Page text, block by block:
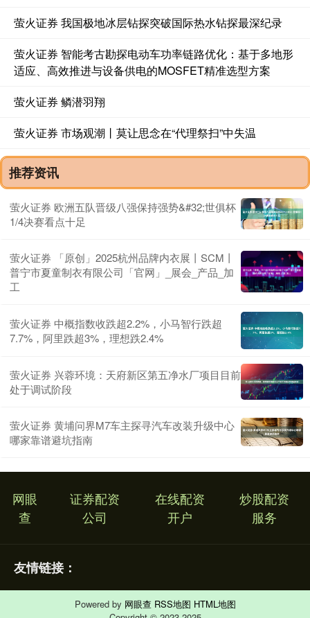
萤火证券 我国极地冰层钻探突破国际热水钻探最深纪录
萤火证券 智能考古勘探电动车功率链路优化：基于多地形
适应、高效推进与设备供电的MOSFET精准选型方案
萤火证券 鳞潜羽翔
萤火证券 市场观潮丨莫让思念在“代理祭扫”中失温
推荐资讯
萤火证券 欧洲五队晋级八强保持强势&#32;世俱杯
1/4决赛看点十足
萤火证券 「原创」2025杭州品牌内衣展丨SCM丨
普宁市夏童制衣有限公司「官网」_展会_产品_加
工
萤火证券 中概指数收跌超2.2%，小马智行跌超
7.7%，阿里跌超3%，理想跌2.4%
萤火证券 兴蓉环境：天府新区第五净水厂项目目前
处于调试阶段
萤火证券 黄埔问界M7车主探寻汽车改装升级中心
哪家靠谱避坑指南
网眼
查
证券配资
公司
在线配资
开户
炒股配资
服务
友情链接：
Powered by 网眼查 RSS地图 HTML地图